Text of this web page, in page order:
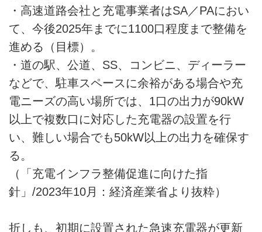
・高速道路会社と充電事業者はSA／PAにおい
て、今後2025年までに1100口程度まで整備を
進める（目標）。
・道の駅、公道、SS、コンビニ、ディーラー
などで、駐車スペースに余裕がある場合や充
電ニーズの高い場所では、1口の出力が90kW
以上で複数口に対応した充電器の設置を行
い、難しい場合でも50kW以上の出力を確保す
る。
（「充電インフラ整備促進に向けた指
針」/2023年10月：経済産業省より抜粋）
折しも、初期に設置された急速充電器が更新